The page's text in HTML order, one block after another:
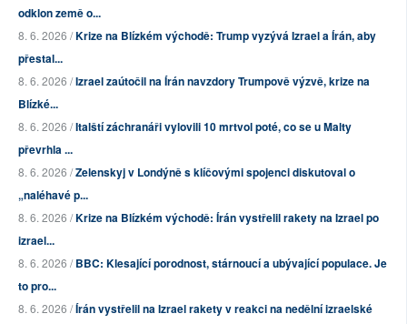
odklon země o...
8. 6. 2026 /Krize na Blízkém východě: Trump vyzývá Izrael a Írán, aby
přestal...
8. 6. 2026 /Izrael zaútočil na Írán navzdory Trumpově výzvě, krize na
Blízké...
8. 6. 2026 /Italští záchranáři vylovili 10 mrtvol poté, co se u Malty
převrhla ...
8. 6. 2026 /Zelenskyj v Londýně s klíčovými spojenci diskutoval o
„naléhavé p...
8. 6. 2026 /Krize na Blízkém východě: Írán vystřelil rakety na Izrael po
izrael...
8. 6. 2026 /BBC: Klesající porodnost, stárnoucí a ubývající populace. Je
to pro...
8. 6. 2026 /Írán vystřelil na Izrael rakety v reakci na nedělní izraelské